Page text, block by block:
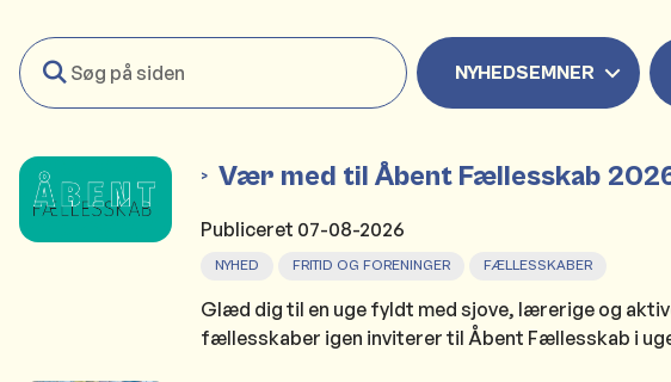
Søg
på
siden
NYHEDSEMNER
Vær med til Åbent Fællesskab
Publiceret 07-08-2026
NYHED FRITID OG FORENINGER FÆLLESSKABER
Glæd dig til en uge fyldt med sjove, lærerige og
fællesskaber igen inviterer til Åbent Fællesskab i